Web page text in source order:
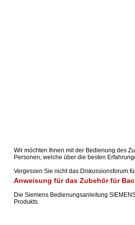
Wir möchten Ihnen mit der Bedienung des
Personen, welche über die besten
Vergessen Sie nicht das Diskussionsforum
Anweisung für das Zubehör für
Die Siemens Bedienungsanleitung
Produkts.